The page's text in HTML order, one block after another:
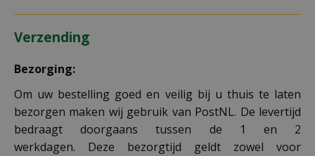
Verzending
Bezorging:
Om uw bestelling goed en veilig bij u thuis te laten
bezorgen maken wij gebruik van PostNL. De levertijd
bedraagt doorgaans tussen de 1 en 2
werkdagen. Deze bezorgtijd geldt zowel voor